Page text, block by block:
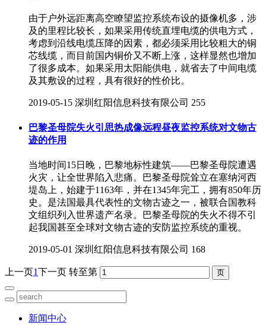
由于户外远距离高空瞭望监控系统布设的摄像机多，涉
及的里程比较长，如果采用传统直埋电缆的供电方式，
考虑到沿线电缆压降的因素，都必须采用比较粗大的铜
芯线缆，而目前国内铜价又不断上涨，这样显然也增加
了很多成本。如果采用太阳能供电，就省去了中间电缆
及其敷设的过程，具有很好的性价比。
2019-05-15 深圳红阳信息科技有限公司 255
巴黎圣母院失火引思热成像远程昼夜监控系统对文物古
迹的作用
当地时间15日晚，巴黎地标性建筑——巴黎圣母院遭遇
火灾，让全世界陷入悲痛。巴黎圣母院耸立在塞纳河西
堤岛上，始建于1163年，并在1345年完工，拥有850年历
史。是法国最具代表性的文物古迹之一，被联合国教科
文组织列入世界遗产名录。巴黎圣母院的失火不得不引
起我国甚至全球对文物古迹的安防监控系统的重视。
2019-05-01 深圳红阳信息科技有限公司 168
上一页1下一页 转至第
新闻中心